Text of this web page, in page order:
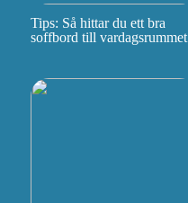
Tips: Så hittar du ett bra
soffbord till vardagsrummet